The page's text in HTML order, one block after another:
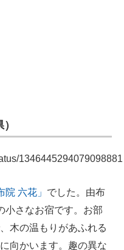
1346445294079098881
院 六花」 でした。由布
小さなお宿です。お部
木の温もりがあふれる
向かいます。趣の異な